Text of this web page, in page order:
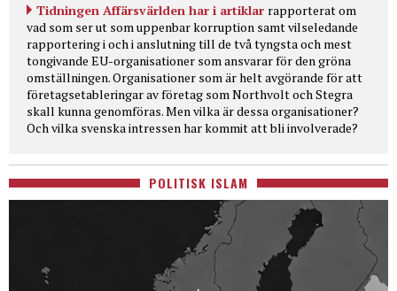
Tidningen Affärsvärlden har i artiklar rapporterat om
vad som ser ut som uppenbar korruption samt vilseledande
rapportering i och i anslutning till de två tyngsta och mest
tongivande EU-organisationer som ansvarar för den gröna
omställningen. Organisationer som är helt avgörande för att
företagsetableringar av företag som Northvolt och Stegra
skall kunna genomföras. Men vilka är dessa organisationer?
Och vilka svenska intressen har kommit att bli involverade?
POLITISK ISLAM